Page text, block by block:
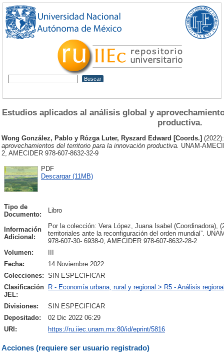
Estudios aplicados al análisis global y
productiva.
Wong González, Pablo y Rózga Luter, Ryszard Edward [Coords.]
aprovechamientos del territorio para la innovación productiva. UNAM-
2, AMECIDER 978-607-8632-32-9
PDF
Descargar (11MB)
Tipo de
Documento:
Libro
Información
Adicional:
Por la colección: Vera López, Juana Isabel (Coordinadora),
territoriales ante la reconfiguración del orden mundial”.
978-607-30- 6938-0, AMECIDER 978-607-8632-28-2
Volumen:
Fecha:
14 Noviembre 2022
Colecciones: SIN ESPECIFICAR
Clasificación
JEL:
R - Economía urbana, rural y regional > R5 - Análisis
Divisiones:
SIN ESPECIFICAR
Depositado:
02 Dic 2022 06:29
URI:
https://ru.iiec.unam.mx:80/id/eprint/5816
Acciones (requiere ser usuario registrado)